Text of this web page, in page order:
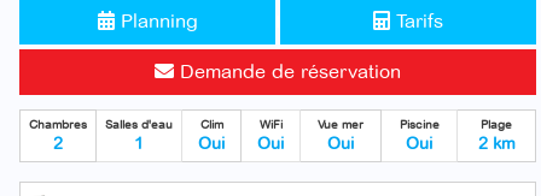
Planning Tarifs
Demande de réservation
Chambres
2
Salles d'eau
1
Clim
Oui
WiFi
Oui
Vue mer
Oui
Piscine
Oui
Plage
2 km